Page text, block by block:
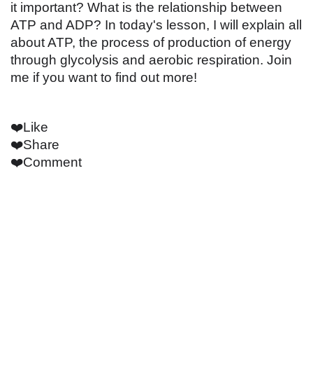
it important? What is the relationship between
ATP and ADP? In today's lesson, I will explain all
about ATP, the process of production of energy
through glycolysis and aerobic respiration. Join
me if you want to find out more!
❤️Like
❤️Share
❤️Comment